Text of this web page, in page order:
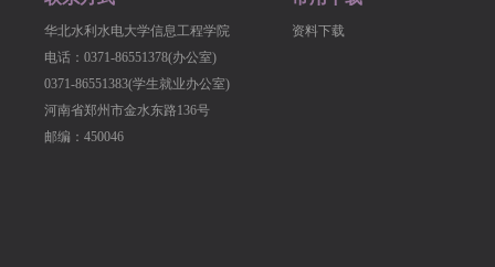
华北水利水电大学信息工程学院
电话：0371-86551378(办公室)
0371-86551383(学生就业办公室)
河南省郑州市金水东路136号
邮编：450046
资料下载